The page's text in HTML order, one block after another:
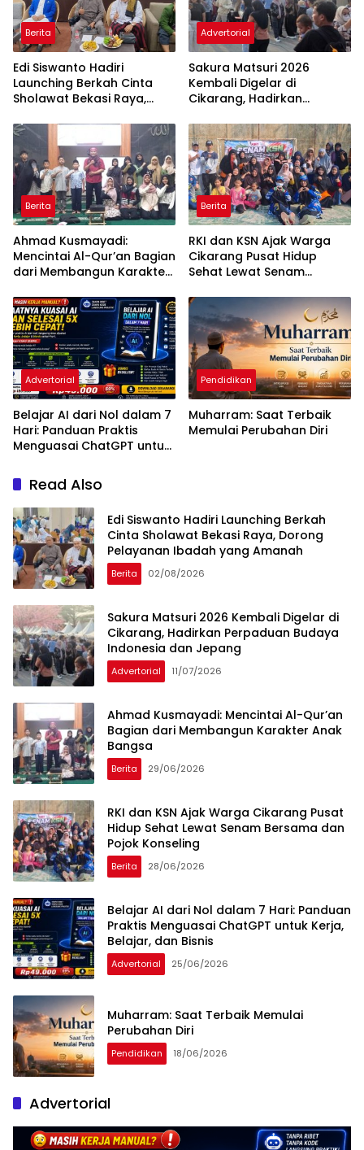
Berita
Edi Siswanto Hadiri
Launching Berkah Cinta
Sholawat Bekasi Raya,
yang Amanah
Advertorial
Sakura Matsuri 2026
Kembali Digelar di
Cikarang, Hadirkan
Indonesia dan Jepang
Berita
Ahmad Kusmayadi:
Mencintai Al-Qur’an Bagian
dari Membangun Karakter
Berita
RKI dan KSN Ajak Warga
Cikarang Pusat Hidup
Sehat Lewat Senam
Konseling
Advertorial
Belajar AI dari Nol dalam 7
Hari: Panduan Praktis
Menguasai ChatGPT untuk
Pendidikan
Muharram: Saat Terbaik
Memulai Perubahan Diri
Read Also
Edi Siswanto Hadiri Launching Berkah
Cinta Sholawat Bekasi Raya, Dorong
Pelayanan Ibadah yang Amanah
Berita 02/08/2026
Sakura Matsuri 2026 Kembali Digelar di
Cikarang, Hadirkan Perpaduan Budaya
Indonesia dan Jepang
Advertorial 11/07/2026
Ahmad Kusmayadi: Mencintai Al-Qur’an
Bagian dari Membangun Karakter Anak
Bangsa
Berita 29/06/2026
RKI dan KSN Ajak Warga Cikarang Pusat
Hidup Sehat Lewat Senam Bersama dan
Pojok Konseling
Berita 28/06/2026
Belajar AI dari Nol dalam 7 Hari: Panduan
Praktis Menguasai ChatGPT untuk Kerja,
Belajar, dan Bisnis
Advertorial 25/06/2026
Muharram: Saat Terbaik Memulai
Perubahan Diri
Pendidikan 18/06/2026
Advertorial